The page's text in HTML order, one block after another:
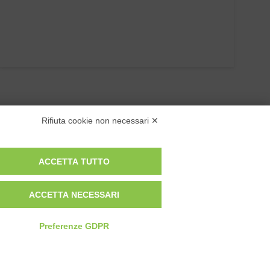
Privacy Policy
Cookie Policy
Modifica preferenze cookie
Rifiuta cookie non necessari ✕
ACCETTA TUTTO
ACCETTA NECESSARI
Preferenze GDPR